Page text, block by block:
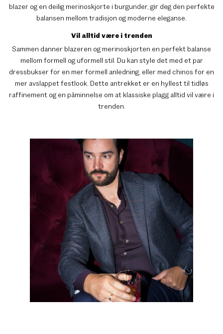
blazer og en deilig merinoskjorte i burgunder, gir deg den perfekte
balansen mellom tradisjon og moderne eleganse.
Vil alltid være i trenden
Sammen danner blazeren og merinoskjorten en perfekt balanse
mellom formell og uformell stil. Du kan style det med et par
dressbukser for en mer formell anledning, eller med chinos for en
mer avslappet festlook. Dette antrekket er en hyllest til tidløs
raffinement og en påminnelse om at klassiske plagg alltid vil være i
trenden.